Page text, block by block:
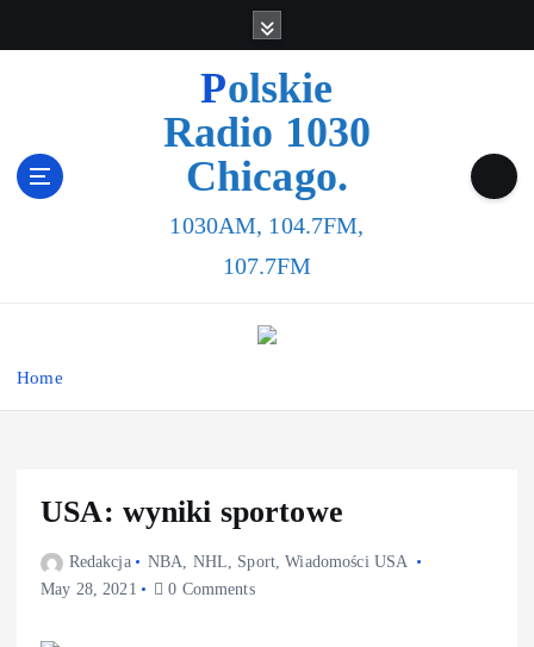
Polskie
Radio 1030
Chicago.
1030AM, 104.7FM,
107.7FM
Home
USA: wyniki sportowe
Redakcja NBA, NHL, Sport,Wiadomości USA
May 28, 2021
0 Comments